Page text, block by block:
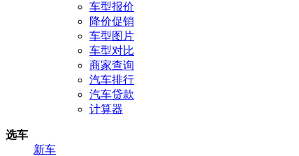
车型报价
降价促销
车型图片
车型对比
商家查询
汽车排行
汽车贷款
计算器
选车
新车